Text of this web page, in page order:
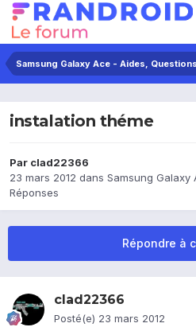
Samsung Galaxy Ace - Aides,
instalation théme
Par clad22366
23 mars 2012 dans Samsung Galaxy
Réponses
Répondre à
clad22366
Posté(e) 23 mars 2012